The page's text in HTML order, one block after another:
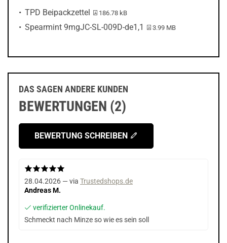
TPD Beipackzettel PDF-Datei:
186.78 kB
Spearmint 9mgJC-SL-009D-de1,1 PDF-Datei:
3.99 MB
DAS SAGEN ANDERE KUNDEN
BEWERTUNGEN (2)
BEWERTUNG SCHREIBEN
28.04.2026 — via Trustedshops.de
Andreas M.
verifizierter Onlinekauf.
Schmeckt nach Minze so wie es sein soll